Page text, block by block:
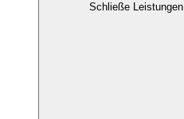
Schließe Leistungen